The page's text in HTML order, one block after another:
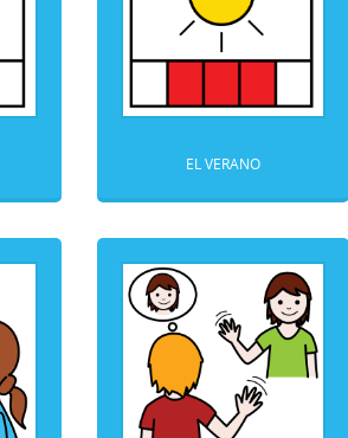
EL VERANO